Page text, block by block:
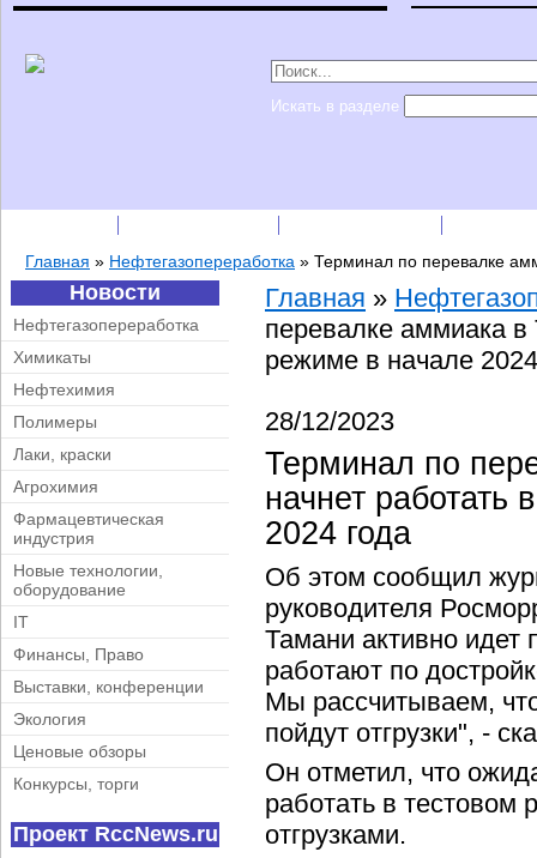
Искать в разделе
Главная » Нефтегазопереработка » Терминал по перевалке
Новости
Нефтегазопереработка
Химикаты
Нефтехимия
Полимеры
Лаки, краски
Агрохимия
Фармацевтическая
индустрия
Новые технологии,
оборудование
IT
Финансы, Право
Выставки, конференции
Экология
Ценовые обзоры
Конкурсы, торги
Проект RccNews.ru
Главная »
перевалке аммиака в
режиме в начале
28/12/2023
Терминал по
начнет работать
2024 года
Об этом сообщил
руководителя
Тамани активно идет
работают по
Мы рассчитываем,
пойдут отгрузки", -
Он отметил, что
работать в тестовом
отгрузками.